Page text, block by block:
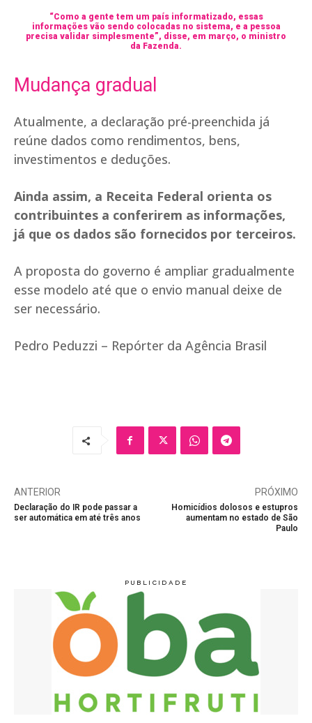
“Como a gente tem um país informatizado, essas
informações vão sendo colocadas no sistema, e a pessoa
precisa validar simplesmente”, disse, em março, o ministro
da Fazenda.
Mudança gradual
Atualmente, a declaração pré-preenchida já
reúne dados como rendimentos, bens,
investimentos e deduções.
Ainda assim, a Receita Federal orienta os
contribuintes a conferirem as informações,
já que os dados são fornecidos por terceiros.
A proposta do governo é ampliar gradualmente
esse modelo até que o envio manual deixe de
ser necessário.
Pedro Peduzzi – Repórter da Agência Brasil
ANTERIOR
Declaração do IR pode passar a
ser automática em até três anos
PRÓXIMO
Homicídios dolosos e estupros
aumentam no estado de São
Paulo